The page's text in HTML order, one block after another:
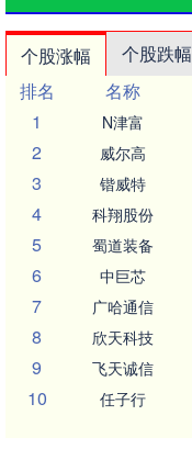
个股涨幅 个股跌幅
排名
名称
1
N津富
2 威尔高
3 锴威特
4 科翔股份
5 蜀道装备
6 中巨芯
7 广哈通信
8 欣天科技
9 飞天诚信
10 任子行